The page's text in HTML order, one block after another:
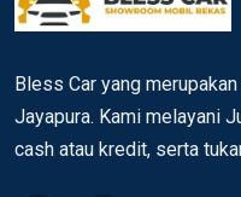
Bless Car yang
Jayapura. Kami melayani
cash atau kredit, serta